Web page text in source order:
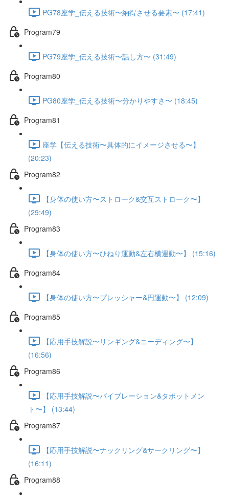
PG78座学_伝える技術〜納得させる要素〜 (17:41)
Program79
PG79座学_伝える技術〜話し方〜 (31:49)
Program80
PG80座学_伝える技術〜分かりやすさ〜 (18:45)
Program81
座学【伝える技術〜具体的にイメージさせる〜】
(20:23)
Program82
【身体の使い方〜ストローク&交互ストローク〜】
(29:49)
Program83
【身体の使い方〜ひねり運動&左右横運動〜】 (15:16)
Program84
【身体の使い方〜プレッシャー&円運動〜】 (12:09)
Program85
【応用手技解説〜リンギング&ニーディング〜】
(16:56)
Program86
【応用手技解説〜バイブレーション&タポットメン
ト〜】 (13:44)
Program87
【応用手技解説〜ナックリング&サークリング〜】
(16:11)
Program88